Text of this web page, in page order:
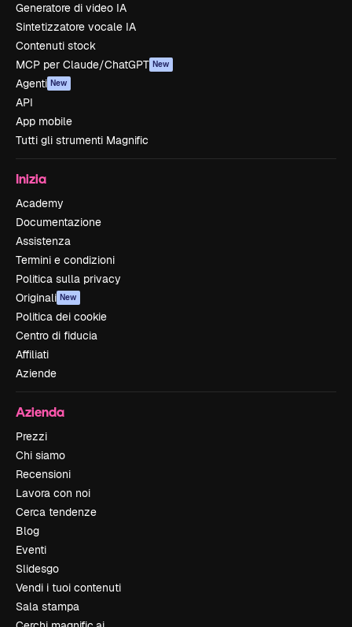
Generatore di video IA
Sintetizzatore vocale IA
Contenuti stock
MCP per Claude/ChatGPT New
Agenti New
API
App mobile
Tutti gli strumenti Magnific
Inizia
Academy
Documentazione
Assistenza
Termini e condizioni
Politica sulla privacy
Originali New
Politica dei cookie
Centro di fiducia
Affiliati
Aziende
Azienda
Prezzi
Chi siamo
Recensioni
Lavora con noi
Cerca tendenze
Blog
Eventi
Slidesgo
Vendi i tuoi contenuti
Sala stampa